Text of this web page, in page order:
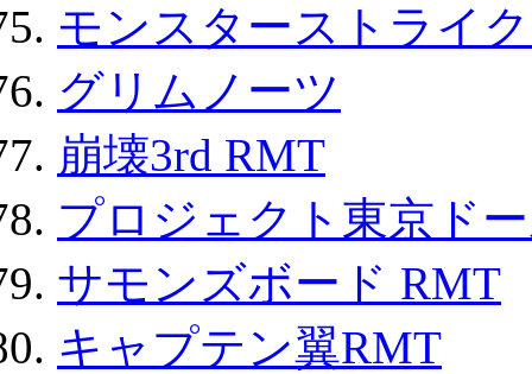
モンスターストライ
グリムノーツ
崩壊3rd RMT
プロジェクト東京ド
サモンズボード RMT
キャプテン翼RMT